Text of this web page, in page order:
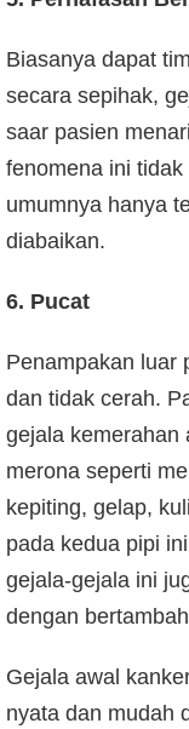
Biasanya dapat
secara sepihak,
saar pasien
fenomena ini
umumnya hanya
diabaikan.
6. Pucat
Penampakan luar
dan tidak cerah.
gejala kemerahan
merona seperti
kepiting, gelap,
pada kedua pipi
gejala-gejala ini
dengan
Gejala awal
nyata dan mudah